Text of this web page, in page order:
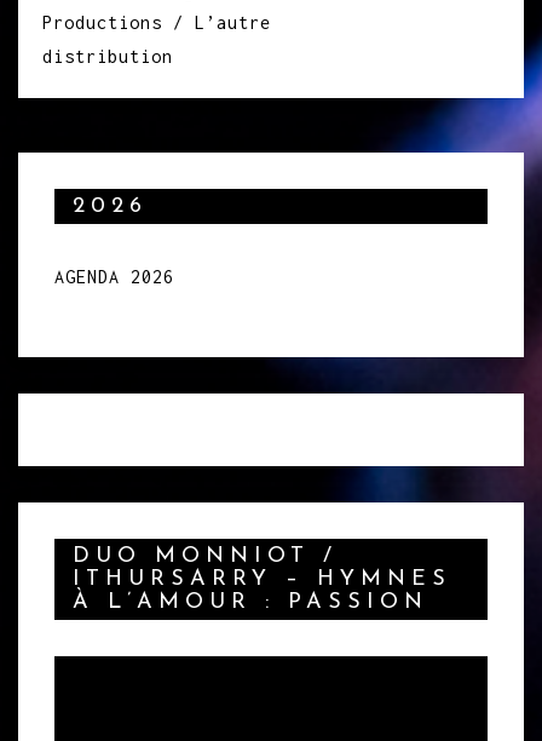
Productions / L’autre
distribution
2026
AGENDA 2026
DUO MONNIOT /
ITHURSARRY – HYMNES
À L’AMOUR : PASSION